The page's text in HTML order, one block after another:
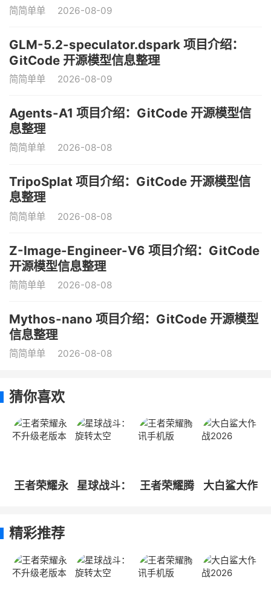
简简单单 2026-08-09
GLM-5.2-speculator.dspark 项目介绍：
GitCode 开源模型信息整理
简简单单 2026-08-09
Agents-A1 项目介绍：GitCode 开源模型信
息整理
简简单单 2026-08-08
TripoSplat 项目介绍：GitCode 开源模型信
息整理
简简单单 2026-08-08
Z-Image-Engineer-V6 项目介绍：GitCode
开源模型信息整理
简简单单 2026-08-08
Mythos-nano 项目介绍：GitCode 开源模型
信息整理
简简单单 2026-08-08
猜你喜欢
王者荣耀永
星球战斗：
王者荣耀腾
大白鲨大作
精彩推荐